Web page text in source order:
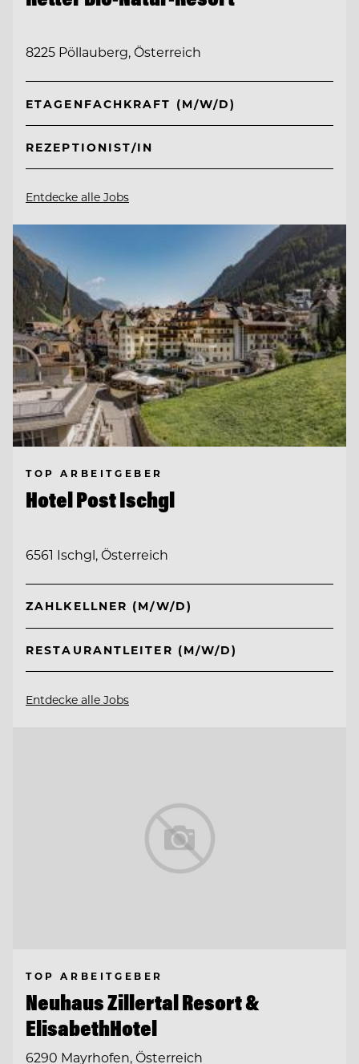
8225 Pöllauberg, Österreich
ETAGENFACHKRAFT (M/W/D)
REZEPTIONIST/IN
Entdecke alle Jobs
TOP ARBEITGEBER
Hotel Post Ischgl
6561 Ischgl, Österreich
ZAHLKELLNER (M/W/D)
RESTAURANTLEITER (M/W/D)
Entdecke alle Jobs
TOP ARBEITGEBER
Neuhaus Zillertal Resort &
ElisabethHotel
6290 Mayrhofen, Österreich